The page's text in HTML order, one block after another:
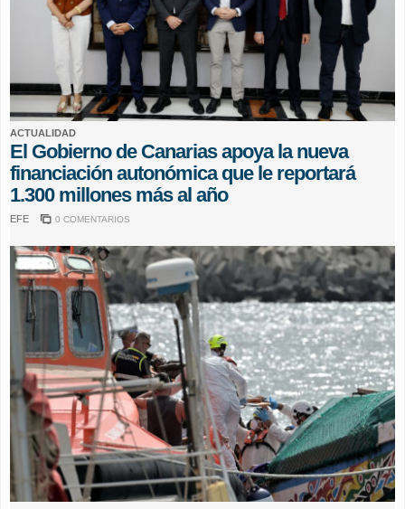
ACTUALIDAD
El Gobierno de Canarias apoya la nueva
financiación autonómica que le reportará
1.300 millones más al año
EFE 0 COMENTARIOS